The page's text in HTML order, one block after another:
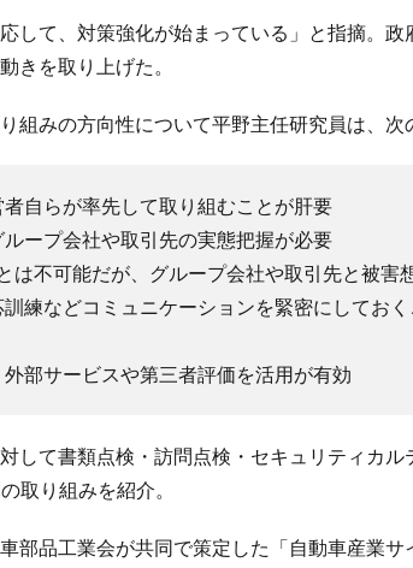
して、対策強化が始まっている」と指摘。政
きを取り上げた。
組みの方向性について平野主任研究員は、次
自らが率先して取り組むことが肝要
ープ会社や取引先の実態把握が必要
不可能だが、グループ会社や取引先と被害
練などコミュニケーションを緊密にしてお
部サービスや第三者評価を活用が有効
して書類点検・訪問点検・セキュリティカル
取り組みを紹介。
部品工業会が共同で策定した「自動車産業サ